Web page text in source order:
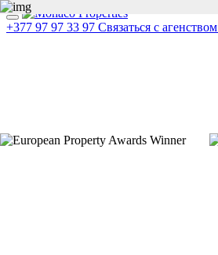
+377 97 97 33 97 Связаться с агенством